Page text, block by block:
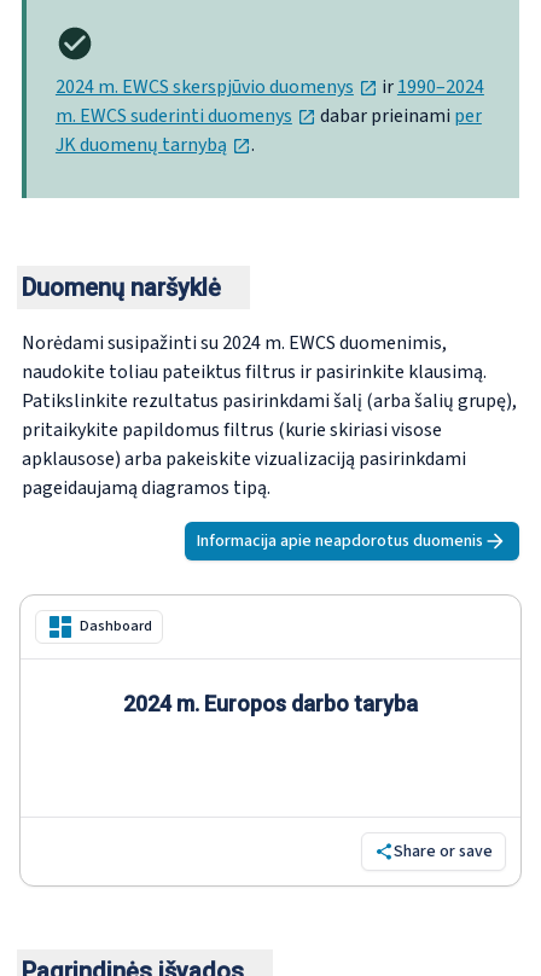
2024 m. EWCS skerspjūvio duomenys opens in new tab
ir1990–2024
m. EWCS suderinti duomenys
opens in new tab
dabar prieinami per
JK duomenų tarnybą
opens in new tab
.
Duomenų naršyklė
Norėdami susipažinti su 2024 m. EWCS duomenimis,
naudokite toliau pateiktus filtrus ir pasirinkite klausimą.
Patikslinkite rezultatus pasirinkdami šalį (arba šalių grupę),
pritaikykite papildomus filtrus (kurie skiriasi visose
apklausose) arba pakeiskite vizualizaciją pasirinkdami
pageidaujamą diagramos tipą.
Informacija apie neapdorotus duomenis
Dashboard
2024 m. Europos darbo taryba
Share or save